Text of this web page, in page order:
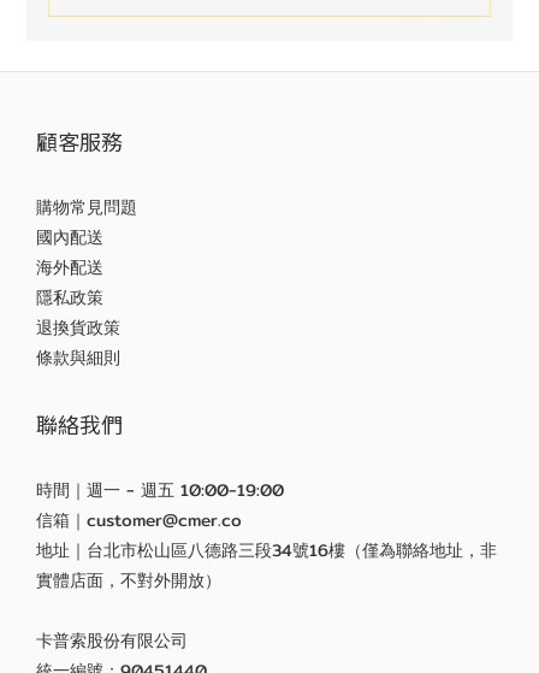
顧客服務
購物常見問題
國內配送
海外配送
隱私政策
退換貨政策
條款與細則
聯絡我們
時間｜週一 - 週五 10:00-19:00
信箱｜customer@cmer.co
地址｜台北市松山區八德路三段34號16樓（僅為聯絡地址，非
實體店面，不對外開放）
卡普索股份有限公司